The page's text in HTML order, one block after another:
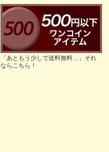
「あともう少しで送料無料…」それ
ならこちら！